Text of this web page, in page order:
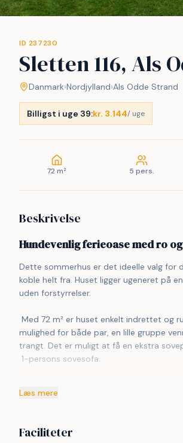
ID 237230
Sletten 116, Als
Danmark›Nordjylland›Als Odde Strand
Billigst i uge 39:kr. 3.144/ uge
72 m² 5 pers.
Beskrivelse
Hundevenlig ferieoase med ro
Dette sommerhus er det ideelle valg for
koble helt fra. Huset ligger ugeneret på
uden forstyrrelser.
mulighed for både par, en lille gruppe
trangt. Det er muligt at få en ekstra
1-persons sovesofa.
stykke indhegnet græsareal. Den store
Læs mere
Faciliteter